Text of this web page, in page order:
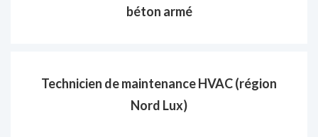
béton armé
Technicien de maintenance HVAC (région
Nord Lux)